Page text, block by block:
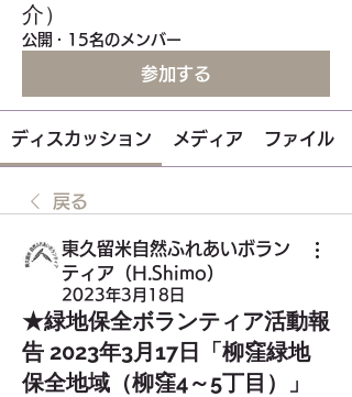
介）
公開 · 15名のメンバー
参加する
ディスカッション メディア ファイル
戻る
東久留米自然ふれあいボラン
ティア（H.Shimo）
2023年3月18日
★緑地保全ボランティア活動報
告 2023年3月17日「柳窪緑地
保全地域（柳窪4～5丁目）」